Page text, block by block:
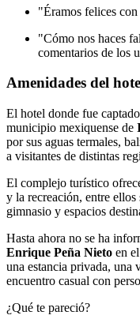
"Éramos felices
"Cómo nos haces
comentarios de los
Amenidades del
El hotel donde fue captado
municipio mexiquense de
por sus aguas termales,
a visitantes de distintas
El complejo turístico
y la recreación, entre ellos
gimnasio y espacios
Hasta ahora no se ha
Enrique Peña Nieto en
una estancia privada, una
encuentro casual con
¿Qué te pareció?